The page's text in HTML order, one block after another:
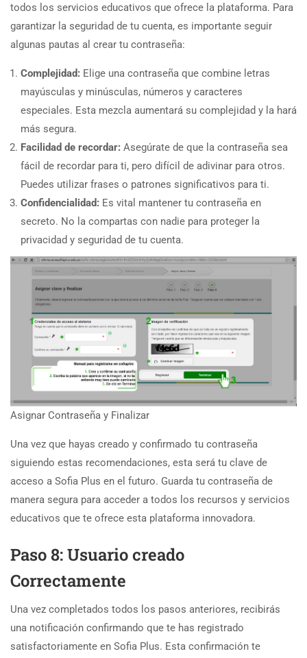
todos los servicios educativos que ofrece la plataforma. Para
garantizar la seguridad de tu cuenta, es importante seguir
algunas pautas al crear tu contraseña:
Complejidad: Elige una contraseña que combine letras
mayúsculas y minúsculas, números y caracteres
especiales. Esta mezcla aumentará su complejidad y la hará
más segura.
Facilidad de recordar: Asegúrate de que la contraseña sea
fácil de recordar para ti, pero difícil de adivinar para otros.
Puedes utilizar frases o patrones significativos para ti.
Confidencialidad: Es vital mantener tu contraseña en
secreto. No la compartas con nadie para proteger la
privacidad y seguridad de tu cuenta.
Asignar Contraseña y Finalizar
Una vez que hayas creado y confirmado tu contraseña
siguiendo estas recomendaciones, esta será tu clave de
acceso a Sofia Plus en el futuro. Guarda tu contraseña de
manera segura para acceder a todos los recursos y servicios
educativos que te ofrece esta plataforma innovadora.
Paso 8: Usuario creado
Correctamente
Una vez completados todos los pasos anteriores, recibirás
una notificación confirmando que te has registrado
satisfactoriamente en Sofia Plus. Esta confirmación te